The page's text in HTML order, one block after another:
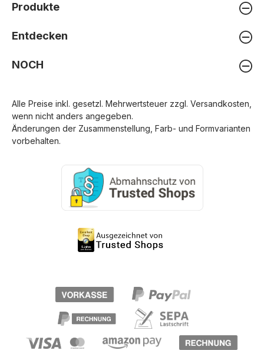
Produkte
Entdecken
NOCH
Alle Preise inkl. gesetzl. Mehrwertsteuer zzgl. Versandkosten
wenn nicht anders angegeben.
Änderungen der Zusammenstellung, Farb- und Formvarianten
vorbehalten.